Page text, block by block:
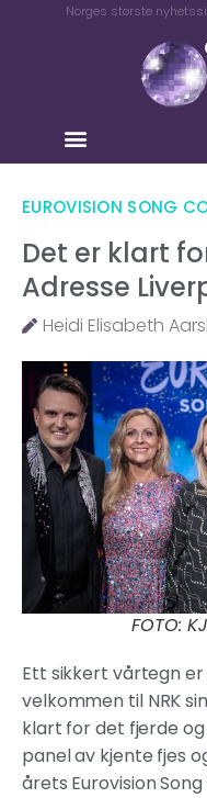
Norges største
EUROVISION SONG
Det er klart
Adresse
Heidi Elisabeth
FOTO:
Ett sikkert vårtegn
velkommen til NRK
klart for det fjerde
panel av kjente fjes
årets Eurovision